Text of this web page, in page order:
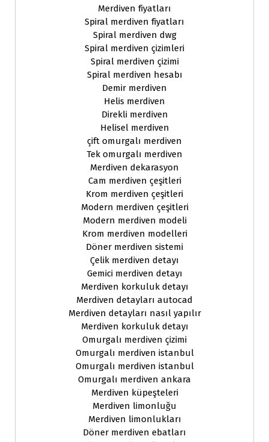
Merdiven fiyatları
Spiral merdiven fiyatları
Spiral merdiven dwg
Spiral merdiven çizimleri
Spiral merdiven çizimi
Spiral merdiven hesabı
Demir merdiven
Helis merdiven
Direkli merdiven
Helisel merdiven
çift omurgalı merdiven
Tek omurgalı merdiven
Merdiven dekarasyon
Cam merdiven çeşitleri
Krom merdiven çeşitleri
Modern merdiven çeşitleri
Modern merdiven modeli
Krom merdiven modelleri
Döner merdiven sistemi
Çelik merdiven detayı
Gemici merdiven detayı
Merdiven korkuluk detayı
Merdiven detayları autocad
Merdiven detayları nasıl yapılır
Merdiven korkuluk detayı
Omurgalı merdiven çizimi
Omurgalı merdiven istanbul
Omurgalı merdiven istanbul
Omurgalı merdiven ankara
Merdiven küpeşteleri
Merdiven limonluğu
Merdiven limonlukları
Döner merdiven ebatları